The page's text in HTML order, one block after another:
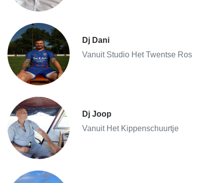
Dj Dani
Vanuit Studio Het Twentse Ros
Dj Joop
Vanuit Het Kippenschuurtje